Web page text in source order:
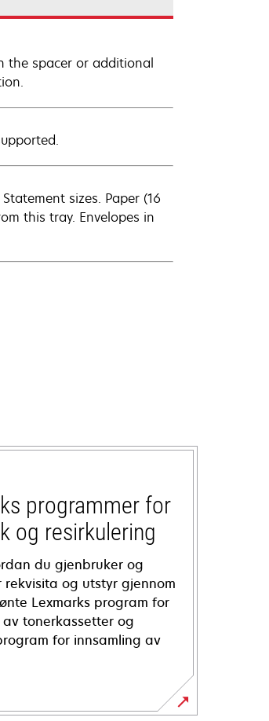
the spacer or additional
sizes. Paper (16
this tray. Envelopes in
programmer for
og resirkulering
du gjenbruker og
rekvisita og utstyr gjennom
Lexmarks program for
av tonerkassetter og
for innsamling av